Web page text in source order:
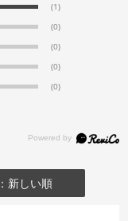
(1)
(0)
(0)
(0)
(0)
新しい順